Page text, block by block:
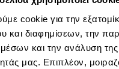
cookie για την
και διαφημίσεων, την
και την ανάλυση της
μας. Επιπλέον,
Credit